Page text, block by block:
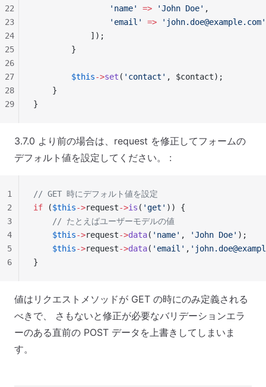
                'name'
=> 'John Doe' ,
                'email'
=> ' john.doe@example.com'
            ]);
        }
        $this
->set ( 'contact' , $contact);
    }
}
22
23
24
25
26
27
28
29
3.7.0 より前の場合は、request を修正してフォームの
デフォルト値を設定してください。 :
// GET 時にデフォルト値を設定
if ($this->request->is ( 'get' )) {
    // たとえばユーザーモデルの値
    $this
->request->data( 'name' , 'John Doe' );
    $this
->request->data( 'email' , '
}
1
2
3
4
5
6
値はリクエストメソッドが GET の時にのみ定義される
べきで、 さもないと修正が必要なバリデーションエラ
ーのある直前の POST データを上書きしてしまいま
す。